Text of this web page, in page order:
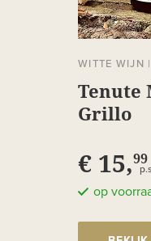
WITTE WIJN |
Tenute
Grillo
€ 15,99
op